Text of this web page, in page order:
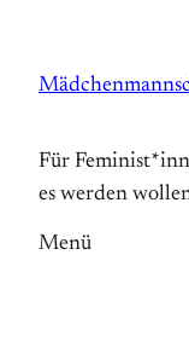
springen
Für
es werden
Menü